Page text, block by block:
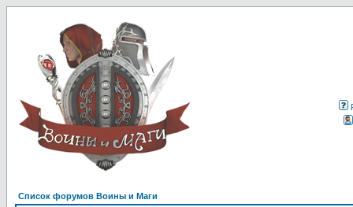
Список форумов Воины и Маги